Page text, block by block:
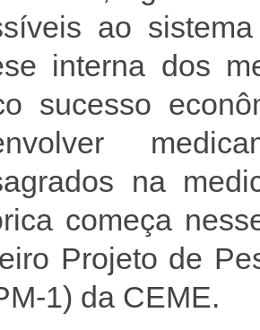
ao
interna dos
sucesso
na
começa
Projeto de
1) da CEME.